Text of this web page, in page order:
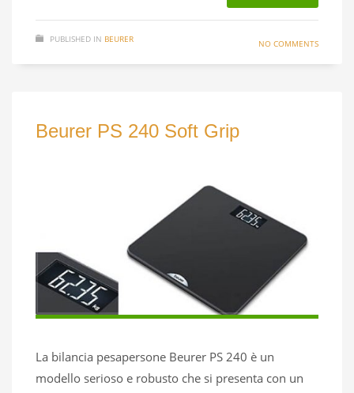
PUBLISHED IN BEURER NO COMMENTS
Beurer PS 240 Soft Grip
La bilancia pesapersone Beurer PS 240 è un
modello serioso e robusto che si presenta con un